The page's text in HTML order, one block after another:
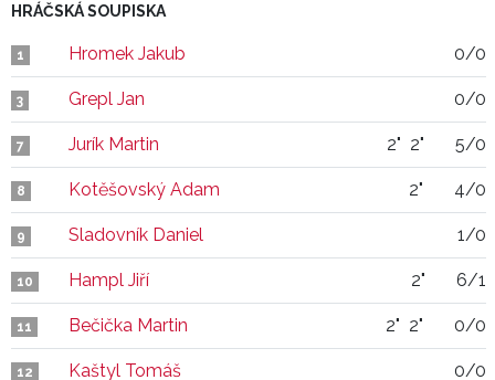
HRÁČSKÁ SOUPISKA
1 Hromek Jakub 0/0
3 Grepl Jan 0/0
7 Jurík Martin 2" 2" 5/0
8 Kotěšovský Adam 2" 4/0
9 Sladovník Daniel 1/0
10 Hampl Jiří 2" 6/1
11 Bečička Martin 2" 2" 0/0
12 Kaštyl Tomáš 0/0